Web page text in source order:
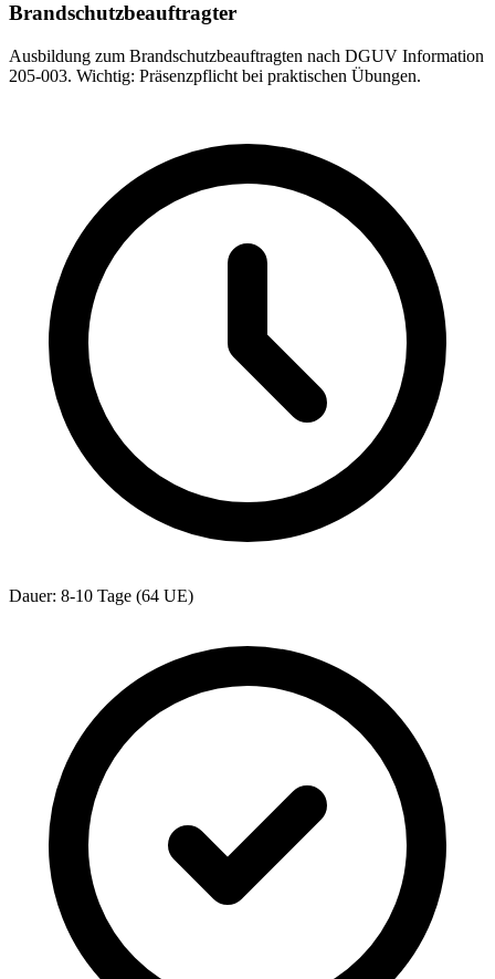
Brandschutzbeauftragter
Ausbildung zum Brandschutzbeauftragten nach DGUV Information
205-003. Wichtig: Präsenzpflicht bei praktischen Übungen.
Dauer: 8-10 Tage (64 UE)